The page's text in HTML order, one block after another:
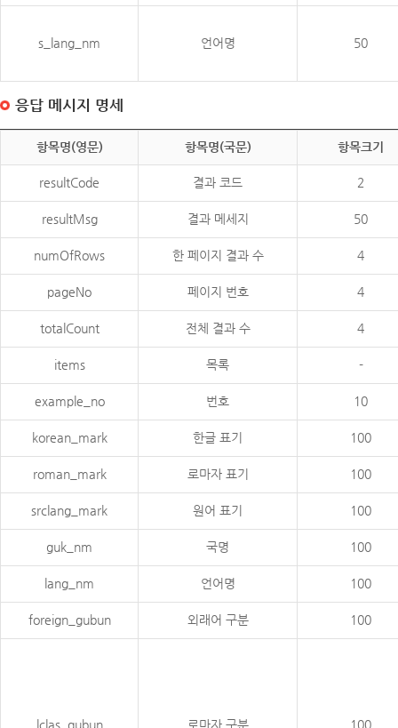
s_lang_nm 언어명 50
응답 메시지 명세
항목명(영문) 항목명(국문) 항목크기
resultCode 결과 코드 2
resultMsg 결과 메세지 50
numOfRows 한 페이지 결과 수 4
pageNo 페이지 번호 4
totalCount 전체 결과 수 4
items 목록 -
example_no 번호 10
korean_mark 한글 표기 100
roman_mark 로마자 표기 100
srclang_mark 원어 표기 100
guk_nm 국명 100
lang_nm 언어명 100
foreign_gubun 외래어 구분 100
lclas_gubun 로마자 구분 100